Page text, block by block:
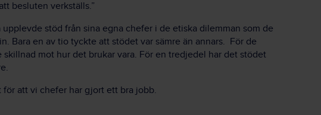
besluten verkställs.”
stöd från sina egna chefer i de etiska dilemman som de
. Bara en av tio tyckte att stödet var sämre än annars. För de
mot hur det brukar vara. För en tredjedel har det stödet
att vi chefer har gjort ett bra jobb.